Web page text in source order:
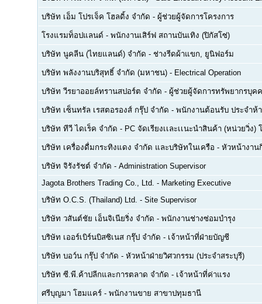
บริษัท เอ็ม โปรเจ็ค โฮลดิ้ง จำกัด - ผู้ช่วยผู้จัดการโครงการ
โรงแรมท็อปแลนด์ - พนักงานเสิร์ฟ สถานบันเทิง (ปิกัสโซ่)
บริษัท นูคลีน (ไทยแลนด์) จำกัด - ช่างรีดผ้าแขก, ยูนิฟอร์ม
บริษัท พลังงานบริสุทธิ์ จำกัด (มหาชน) - Electrical Operation
บริษัท วีรยาออยล์ทรานสปอร์ต จำกัด - ผู้ช่วยผู้จัดการทรัพยากรบุค
บริษัท เซ็นทรัล เรสตอรองส์ กรุ๊ป จำกัด - พนักงานต้อนรับ ประจำห้
บริษัท ทีวี ไดเร็ค จำกัด - PC จัดเรียงเเละเเนะนำสินค้า (หน่วยวิ่ง
บริษัท เครื่องดื่มกระทิงแดง จำกัด และบริษัทในเครือ - หัวหน้างาน
บริษัท จิรังรัชต์ จำกัด - Administration Supervisor
Jagota Brothers Trading Co., Ltd. - Marketing Executive
บริษัท O.C.S. (Thailand) Ltd. - Site Supervisor
บริษัท วสันต์ชัย เอ็นจิเนียริ่ง จำกัด - พนักงานช่างซ่อมบำรุง
บริษัท เออร์เบิร์นบิสซิเนส กรุ๊ป จำกัด - เจ้าหน้าที่ฝ่ายบัญชี
บริษัท บอว์น กรุ๊ป จำกัด - หัวหน้าฝ่ายวิศวกรรม (ประจำสระบุรี)
บริษัท ซี.พี.ค้าปลีกและการตลาด จำกัด - เจ้าหน้าที่ค่าแรง
ศรีบุญมา โฮมแคร์ - พนักงานขาย สาขาปทุมธานี